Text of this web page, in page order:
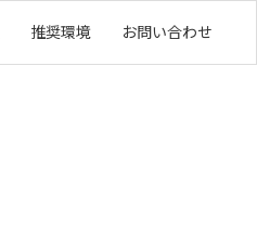
推奨環境 お問い合わせ